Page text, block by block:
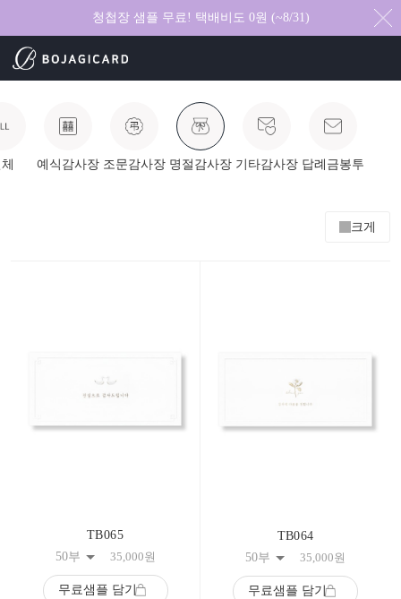
청첩장 샘플 무료! 택배비도 0원 (~8/31)
예식감사장 조문감사장 명절감사장 기타감사장 답례금봉투
크게
TB065
50부
35,000원
무료샘플 담기
TB064
50부
35,000원
무료샘플 담기